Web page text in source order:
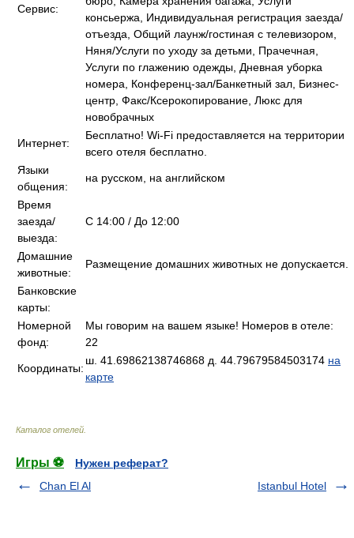
Сервис:
консьержа, Индивидуальная регистрация заезда/
отъезда, Общий лаунж/гостиная с телевизором,
Няня/Услуги по уходу за детьми, Прачечная,
Услуги по глажению одежды, Дневная уборка
номера, Конференц-зал/Банкетный зал, Бизнес-
центр, Факс/Ксерокопирование, Люкс для
новобрачных
Интернет:
Бесплатно! Wi-Fi предоставляется на территории
всего отеля бесплатно.
Языки
общения:
на русском, на английском
Время
заезда/
выезда:
C 14:00 / До 12:00
Домашние
животные:
Размещение домашних животных не допускается.
Банковские
карты:
Номерной
фонд:
Мы говорим на вашем языке! Номеров в отеле:
22
Координаты:
ш. 41.69862138746868 д. 44.79679584503174 на
карте
Каталог отелей
Игры ⚽
Нужен реферат?
Chan El Al
Istanbul Hotel